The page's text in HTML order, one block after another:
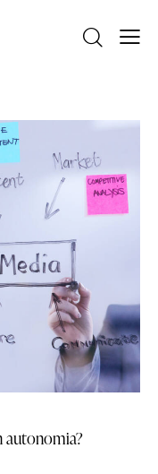
autonomia?